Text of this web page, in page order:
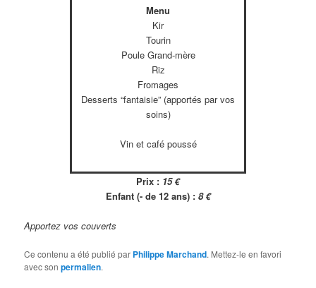
Menu
Kir
Tourin
Poule Grand-mère
Riz
Fromages
Desserts “fantaisie” (apportés par vos
soins)
Vin et café poussé
Prix : 15 €
Enfant (- de 12 ans) : 8 €
Apportez vos couverts
Ce contenu a été publié par Philippe Marchand. Mettez-le en favori
avec sonpermalien.